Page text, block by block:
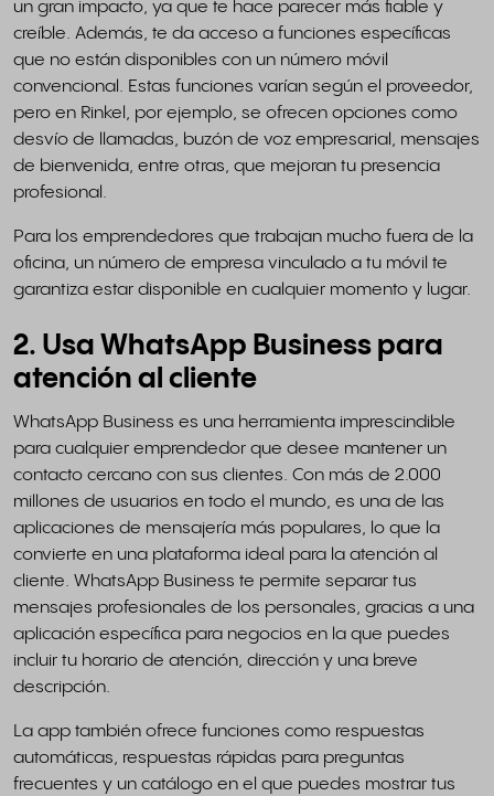
un gran impacto, ya que te hace parecer más fiable y
creíble. Además, te da acceso a funciones específicas
que no están disponibles con un número móvil
convencional. Estas funciones varían según el proveedor,
pero en Rinkel, por ejemplo, se ofrecen opciones como
desvío de llamadas, buzón de voz empresarial, mensajes
de bienvenida, entre otras, que mejoran tu presencia
profesional.
Para los emprendedores que trabajan mucho fuera de la
oficina, un número de empresa vinculado a tu móvil te
garantiza estar disponible en cualquier momento y lugar.
2. Usa WhatsApp Business para
atención al cliente
WhatsApp Business es una herramienta imprescindible
para cualquier emprendedor que desee mantener un
contacto cercano con sus clientes. Con más de 2.000
millones de usuarios en todo el mundo, es una de las
aplicaciones de mensajería más populares, lo que la
convierte en una plataforma ideal para la atención al
cliente. WhatsApp Business te permite separar tus
mensajes profesionales de los personales, gracias a una
aplicación específica para negocios en la que puedes
incluir tu horario de atención, dirección y una breve
descripción.
La app también ofrece funciones como respuestas
automáticas, respuestas rápidas para preguntas
frecuentes y un catálogo en el que puedes mostrar tus